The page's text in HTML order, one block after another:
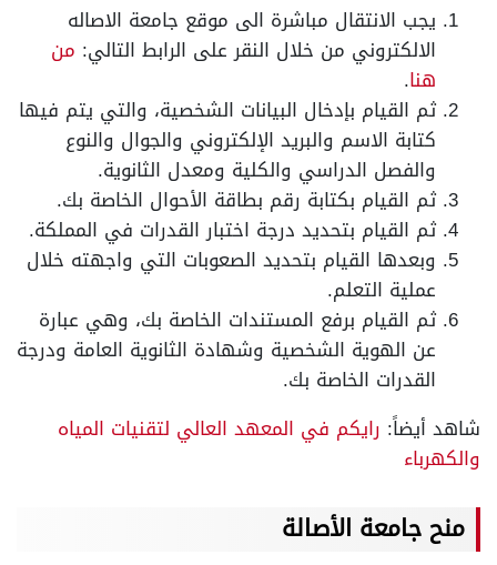
يجب الانتقال مباشرة الى موقع جامعة الاصاله
الالكتروني من خلال النقر على الرابط التالي: من
هنا.
ثم القيام بإدخال البيانات الشخصية، والتي يتم فيها
كتابة الاسم والبريد الإلكتروني والجوال والنوع
والفصل الدراسي والكلية ومعدل الثانوية.
ثم القيام بكتابة رقم بطاقة الأحوال الخاصة بك.
ثم القيام بتحديد درجة اختبار القدرات في المملكة.
وبعدها القيام بتحديد الصعوبات التي واجهته خلال
عملية التعلم.
ثم القيام برفع المستندات الخاصة بك، وهي عبارة
عن الهوية الشخصية وشهادة الثانوية العامة ودرجة
القدرات الخاصة بك.
شاهد أيضاً: رايكم في المعهد العالي لتقنيات المياه
والكهرباء
منح جامعة الأصالة